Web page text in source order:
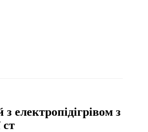
електропідігрівом з